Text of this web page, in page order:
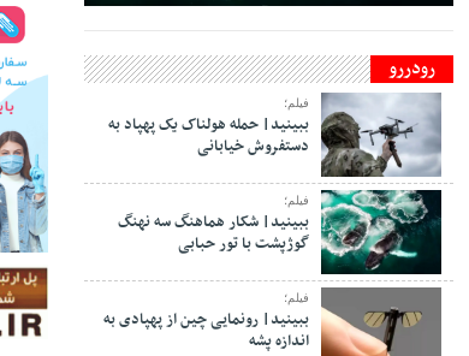
رودررو
فیلم؛
ببینید| حمله هولناک یک پهپاد به
دستفروش خیابانی
فیلم؛
ببینید| شکار هماهنگ سه نهنگ
گوژپشت با تور حبابی
فیلم؛
ببینید| رونمایی چین از پهپادی به
اندازه پشه